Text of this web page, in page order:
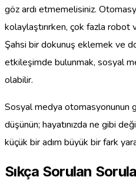
göz ardı etmemelisiniz.
kolaylaştırırken, çok fazla robot
Şahsi bir dokunuş eklemek ve
etkileşimde bulunmak, sosyal
olabilir.
Sosyal medya otomasyonunun
düşünün; hayatınızda ne gibi
küçük bir adım büyük bir fark
Sıkça Sorulan